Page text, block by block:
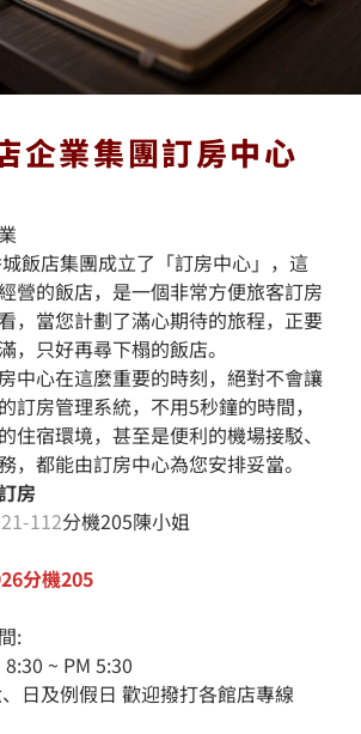
企業集團訂房中心
飯店集團成立了「訂房中心」，這
營的飯店，是一個非常方便旅客訂房
，當您計劃了滿心期待的旅程，正要
，只好再尋下榻的飯店。
中心在這麼重要的時刻，絕對不會讓
訂房管理系統，不用5秒鐘的時間，
住宿環境，甚至是便利的機場接駁、
，都能由訂房中心為您安排妥當。
房
112分機205陳小姐
分機205
:
~ PM 5:30
日及例假日 歡迎撥打各館店專線